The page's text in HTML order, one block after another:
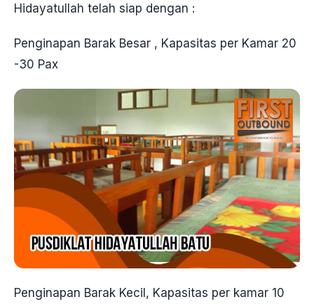
Hidayatullah telah siap dengan :
Penginapan Barak Besar , Kapasitas per Kamar 20
-30 Pax
Penginapan Barak Kecil, Kapasitas per kamar 10